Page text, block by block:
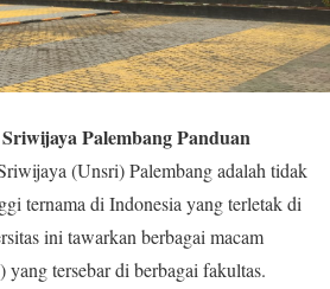
Palembang Panduan
(Unsri) Palembang adalah tidak
ternama di Indonesia yang terletak di
ini tawarkan berbagai macam
yang tersebar di berbagai fakultas.